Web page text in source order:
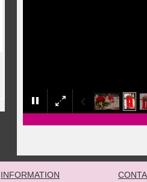
INFORMATION